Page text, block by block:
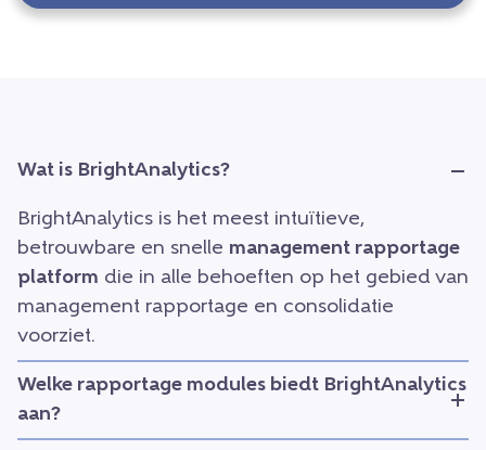
Wat is BrightAnalytics?
BrightAnalytics is het meest intuïtieve,
betrouwbare en snelle management rapportage
platform die in alle behoeften op het gebied van
management rapportage en consolidatie
voorziet.
Welke rapportage modules biedt BrightAnalytics
aan?